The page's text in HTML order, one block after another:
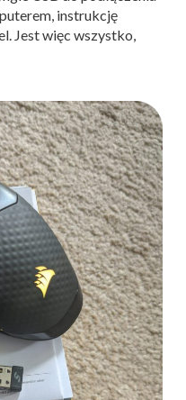
instrukcję
Jest więc wszystko,